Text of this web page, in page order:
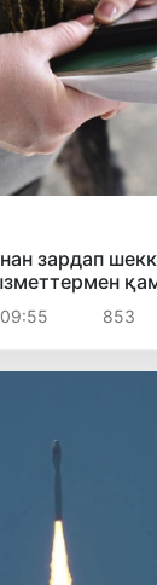
зардап
853